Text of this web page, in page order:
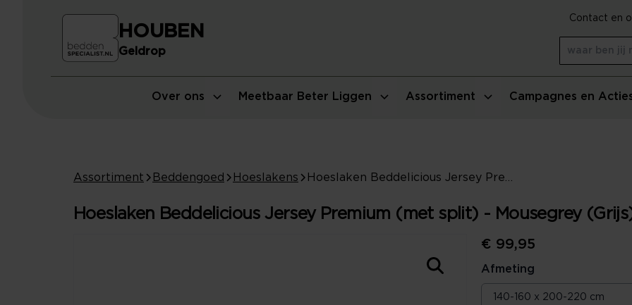
Over ons Meetbaar Beter Liggen Assortiment Campagnes en
HOUBEN
Geldrop
Contact en
Assortiment Beddengoed Hoeslakens
Hoeslaken Beddelicious Jersey Premium (met split) - Mousegrey
€ 99,95
Afmeting